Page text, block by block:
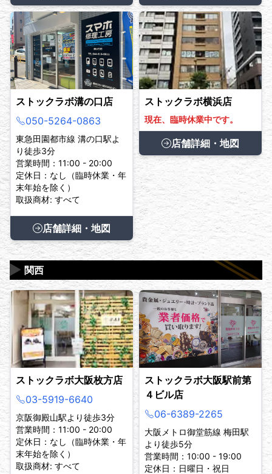
ストックラボ溝の口店
050-5264-0863
東急田園都市線 溝の口駅よ
り徒歩3分
営業時間：11:00 - 20:00
定休日：なし（臨時休業・年
末年始を除く）
取扱商材: すべて
店舗詳細・地図
ストックラボ横浜店
現在、臨時休業中です。
店舗詳細・地図
関西
▶
ストックラボ大阪枚方店
03-5919-6640
京阪御殿山駅より徒歩3分
営業時間：11:00 - 20:00
定休日：なし（臨時休業・年
末年始を除く）
取扱商材: すべて
ストックラボ大阪駅前第
４ビル店
06-6389-2265
大阪メトロ御堂筋線 梅田駅
より徒歩5分
営業時間：10:00 - 19:00
定休日：日曜日・祝日